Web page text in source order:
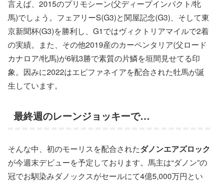
言えば、2015のプリモシーン(父ディープインパクト/牝
馬)でしょう。フェアリーS(G3)と関屋記念(G3)、そして東
京新聞杯(G3)を勝利し、G1ではヴィクトリアマイルで2着
の実績。また、その他2019産のカーペンタリア(父ロード
カナロア/牝馬)が6戦3勝で素質の片鱗を垣間見せてる印
象。因みに2022はエピファネイアを配合された牡馬が誕
生しています。
最終週のレーンジョッキーで…
そんな中、初のモーリスを配合されたダノンエアズロック
が今週末デビューを予定しております。馬主は“ダノン”の
冠でお馴染みダノックスがセールにて4億5,000万円とい